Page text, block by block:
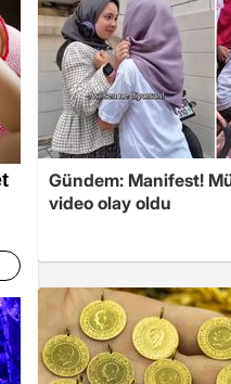
Gündem: Manifest!
video olay oldu